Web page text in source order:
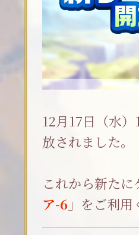
12月17日（水
放されました。
これから新た
ア-6 」をご利用